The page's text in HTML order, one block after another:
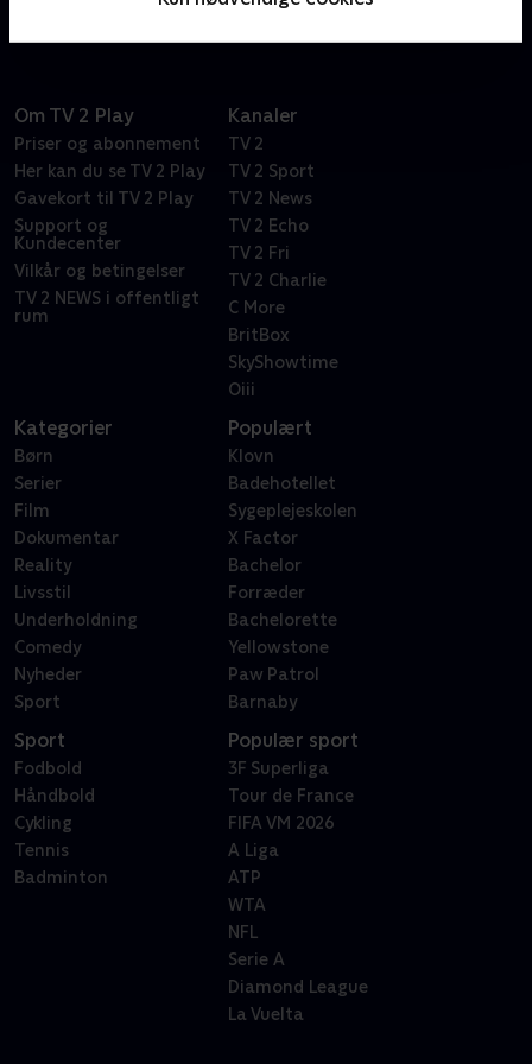
Om TV 2 Play
Priser og abonnement
Her kan du se TV 2 Play
Gavekort til TV 2 Play
Support og
Kundecenter
Vilkår og betingelser
TV 2 NEWS i offentligt
rum
Kanaler
TV 2
TV 2 Sport
TV 2 News
TV 2 Echo
TV 2 Fri
TV 2 Charlie
C More
BritBox
SkyShowtime
Oiii
Kategorier
Børn
Serier
Film
Dokumentar
Reality
Livsstil
Underholdning
Comedy
Nyheder
Sport
Populært
Klovn
Badehotellet
Sygeplejeskolen
X Factor
Bachelor
Forræder
Bachelorette
Yellowstone
Paw Patrol
Barnaby
Sport
Fodbold
Håndbold
Cykling
Tennis
Badminton
Populær sport
3F Superliga
Tour de France
FIFA VM 2026
A Liga
ATP
WTA
NFL
Serie A
Diamond League
La Vuelta